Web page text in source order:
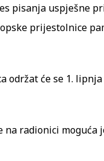
pisanja uspješne
prijestolnice
održat će se 1. lipnja
na radionici moguća